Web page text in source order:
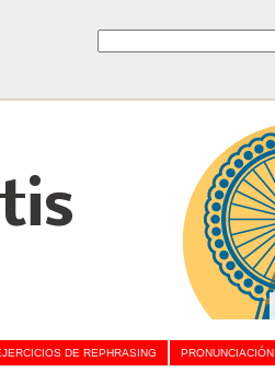
DE REPHRASING PRONUNCIACIÓN